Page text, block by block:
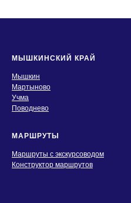
МЫШКИНСКИЙ КРАЙ
Мышкин
Мартыново
Учма
Поводнево
МАРШРУТЫ
Маршруты с экскурсоводом
Конструктор маршрутов